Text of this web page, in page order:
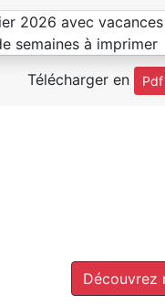
Télécharger en Pdf
Découvrez